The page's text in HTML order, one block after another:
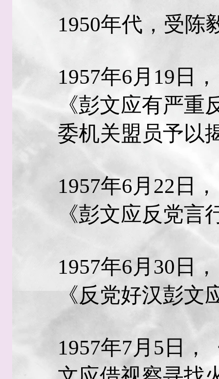
1950年代，受陈
1957年6月19日
《彭文应有严
委机关盟员予以
1957年6月22日
《彭文应反党言
1957年6月30日
《反党好汉彭文
1957年7月5日，